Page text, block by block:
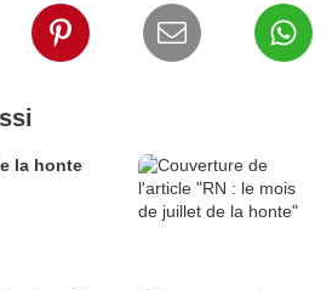
la honte